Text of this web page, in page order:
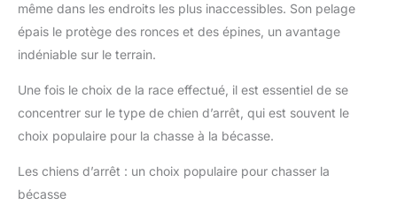
même dans les endroits les plus inaccessibles. Son pelage
épais le protège des ronces et des épines, un avantage
indéniable sur le terrain.
Une fois le choix de la race effectué, il est essentiel de se
concentrer sur le type de chien d’arrêt, qui est souvent le
choix populaire pour la chasse à la bécasse.
Les chiens d’arrêt : un choix populaire pour chasser la
bécasse